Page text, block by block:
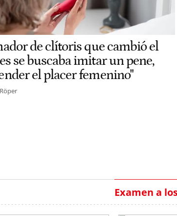
de clítoris que cambió el
se buscaba imitar un pene,
el placer femenino"
Examen a